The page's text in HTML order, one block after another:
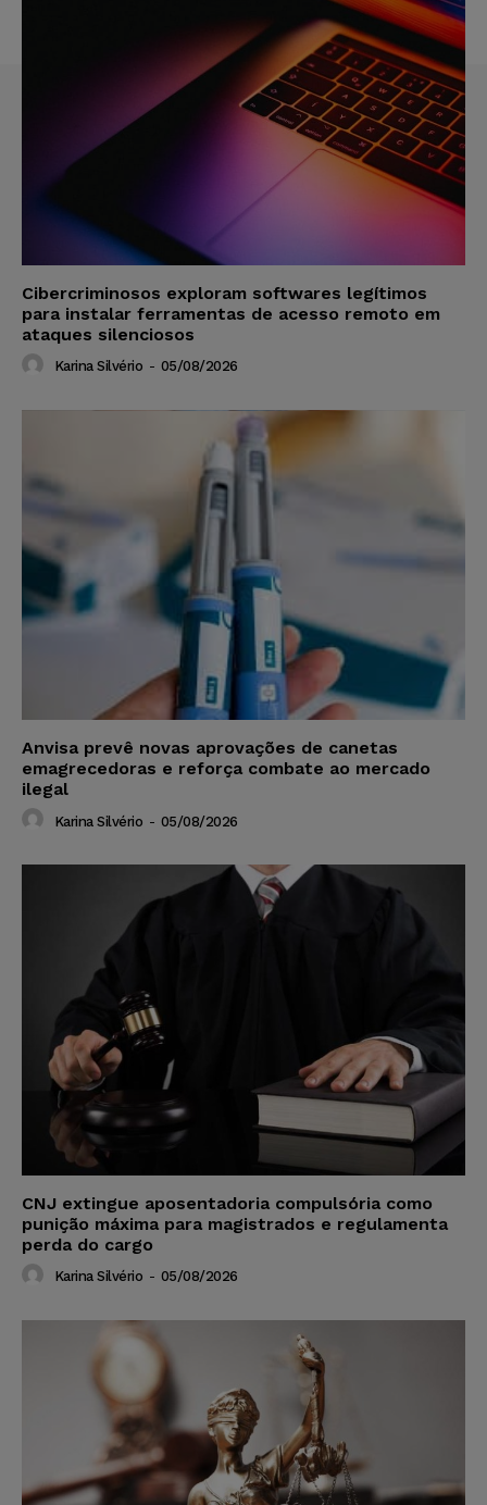
Cibercriminosos exploram softwares legítimos
para instalar ferramentas de acesso remoto em
ataques silenciosos
Karina Silvério - 05/08/2026
Anvisa prevê novas aprovações de canetas
emagrecedoras e reforça combate ao mercado
ilegal
Karina Silvério - 05/08/2026
CNJ extingue aposentadoria compulsória como
punição máxima para magistrados e regulamenta
perda do cargo
Karina Silvério - 05/08/2026